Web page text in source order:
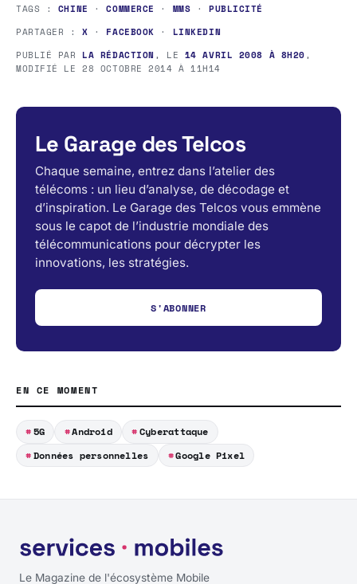
TAGS : CHINE ·COMMERCE · MMS · PUBLICITÉ
PARTAGER :X · FACEBOOK · LINKEDIN
PUBLIÉ PAR LA RÉDACTION , LE 14 AVRIL 2008 À 8H20,
MODIFIÉ LE28 OCTOBRE 2014 À 11H14
Le Garage des Telcos
Chaque semaine, entrez dans l’atelier des
télécoms : un lieu d’analyse, de décodage et
d’inspiration. Le Garage des Telcos vous emmène
sous le capot de l’industrie mondiale des
télécommunications pour décrypter les
innovations, les stratégies.
S'ABONNER
EN CE MOMENT
5G Android
Cyberattaque
Données personnelles
Google Pixel
Le Magazine de l'écosystème Mobile